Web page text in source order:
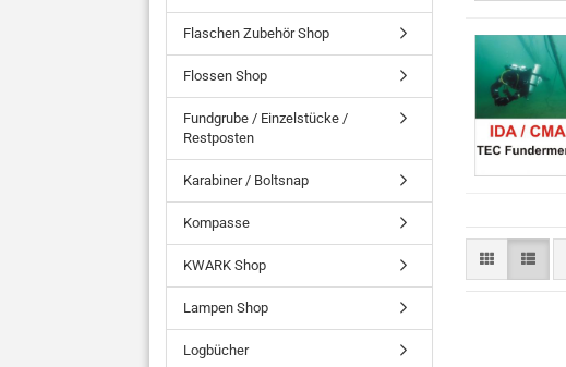
Flaschen Zubehör Shop
Flossen Shop
Fundgrube / Einzelstücke /
Restposten
Karabiner / Boltsnap
Kompasse
KWARK Shop
Lampen Shop
Logbücher